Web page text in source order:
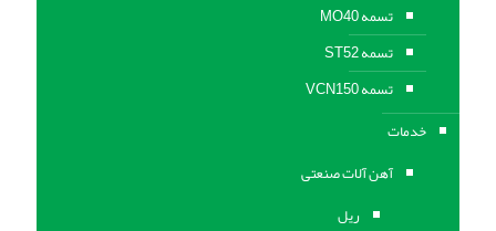
تسمه MO40
تسمه ST52
تسمه VCN150
خدمات
آهن آلات صنعتی
ریل